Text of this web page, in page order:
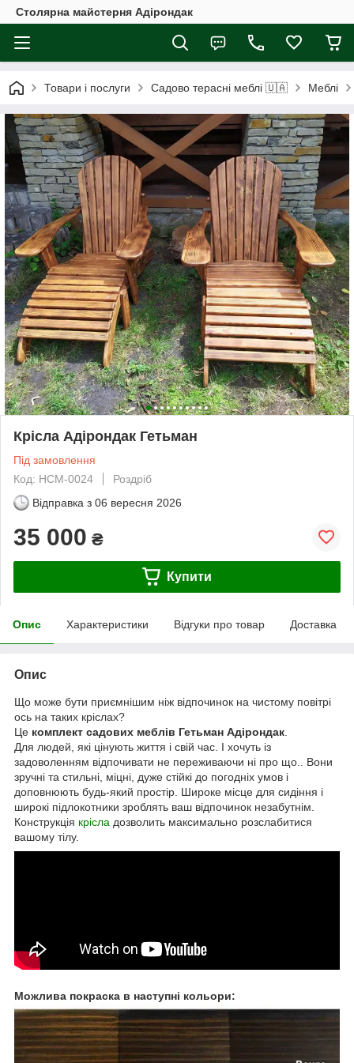
Столярна майстерня Адірондак
Товари і послуги Садово терасні меблі 🇺🇦 Меблі
Крісла Адірондак Гетьман
Під замовлення
Код: НСМ-0024
Роздріб
Відправка з 06 вересня 2026
35 000 ₴
Купити
Опис Характеристики Відгуки про товар Доставка
Опис
Що може бути приємнішим ніж відпочинок на чистому повітрі
ось на таких кріслах?
Це комплект садових меблів Гетьман Адірондак
Для людей, які цінують життя і свій час. І хочуть із
задоволенням відпочивати не переживаючи ні про що.. Вони
зручні та стильні, міцні, дуже стійкі до погодніх умов і
доповнюють будь-який простір. Широке місце для сидіння і
широкі підлокотники зроблять ваш відпочинок незабутнім.
Конструкція крісла дозволить максимально розслабитися
вашому тілу.
Можлива покраска в наступні кольори: